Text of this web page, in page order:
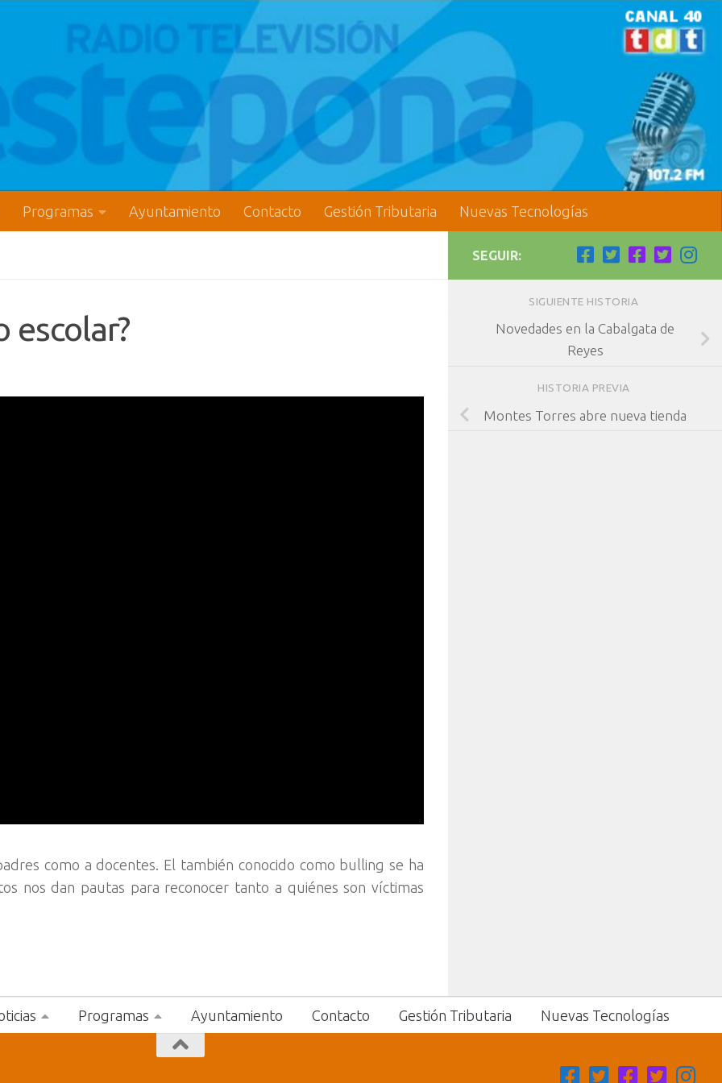
Programas Ayuntamiento Contacto Gestión Tributaria Nuevas Tecnologías
escolar?
como a docentes. El también conocido como bulling se ha
nos dan pautas para reconocer tanto a quiénes son víctimas
SEGUIR:
SIGUIENTE HISTORIA
Novedades en la Cabalgata de
Reyes
HISTORIA PREVIA
Montes Torres abre nueva tienda
Programas Ayuntamiento Contacto Gestión Tributaria Nuevas Tecnologías